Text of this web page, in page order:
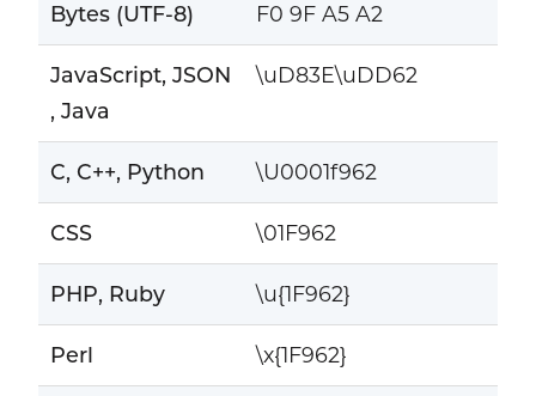
Bytes (UTF-8) F0 9F A5 A2
JavaScript, JSON
, Java
\uD83E\uDD62
C, C++, Python \U0001f962
CSS \01F962
PHP, Ruby \u{1F962}
Perl \x{1F962}